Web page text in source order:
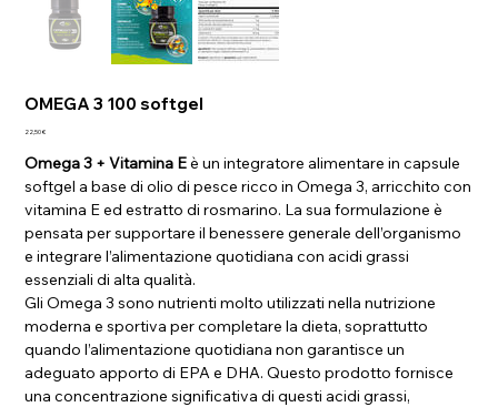
OMEGA 3 100 softgel
Prezzo
22,50 €
Omega 3 + Vitamina Eè un integratore alimentare in capsule
softgel a base di olio di pesce ricco in Omega 3, arricchito con
vitamina E ed estratto di rosmarino. La sua formulazione è
pensata per supportare il benessere generale dell’organismo
e integrare l’alimentazione quotidiana con acidi grassi
essenziali di alta qualità.
Gli Omega 3 sono nutrienti molto utilizzati nella nutrizione
moderna e sportiva per completare la dieta, soprattutto
quando l’alimentazione quotidiana non garantisce un
adeguato apporto di EPA e DHA. Questo prodotto fornisce
una concentrazione significativa di questi acidi grassi,